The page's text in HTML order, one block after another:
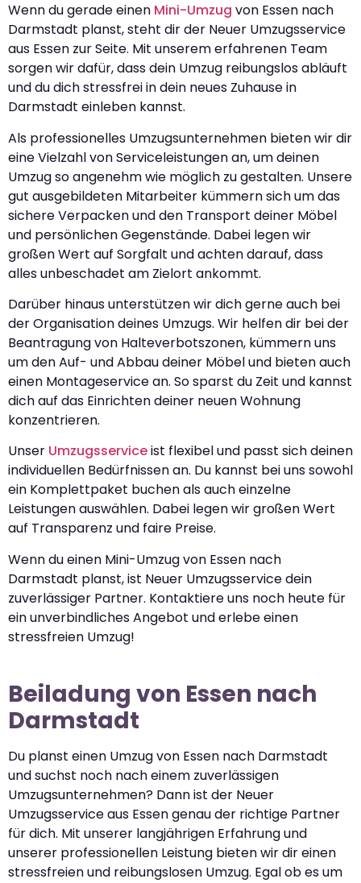
Wenn du gerade einen Mini-Umzug von Essen nach
Darmstadt planst, steht dir der Neuer Umzugsservice
aus Essen zur Seite. Mit unserem erfahrenen Team
sorgen wir dafür, dass dein Umzug reibungslos abläuft
und du dich stressfrei in dein neues Zuhause in
Darmstadt einleben kannst.
Als professionelles Umzugsunternehmen bieten wir dir
eine Vielzahl von Serviceleistungen an, um deinen
Umzug so angenehm wie möglich zu gestalten. Unsere
gut ausgebildeten Mitarbeiter kümmern sich um das
sichere Verpacken und den Transport deiner Möbel
und persönlichen Gegenstände. Dabei legen wir
großen Wert auf Sorgfalt und achten darauf, dass
alles unbeschadet am Zielort ankommt.
Darüber hinaus unterstützen wir dich gerne auch bei
der Organisation deines Umzugs. Wir helfen dir bei der
Beantragung von Halteverbotszonen, kümmern uns
um den Auf- und Abbau deiner Möbel und bieten auch
einen Montageservice an. So sparst du Zeit und kannst
dich auf das Einrichten deiner neuen Wohnung
konzentrieren.
Unser Umzugsserviceist flexibel und passt sich deinen
individuellen Bedürfnissen an. Du kannst bei uns sowohl
ein Komplettpaket buchen als auch einzelne
Leistungen auswählen. Dabei legen wir großen Wert
auf Transparenz und faire Preise.
Wenn du einen Mini-Umzug von Essen nach
Darmstadt planst, ist Neuer Umzugsservice dein
zuverlässiger Partner. Kontaktiere uns noch heute für
ein unverbindliches Angebot und erlebe einen
stressfreien Umzug!
Beiladung von Essen nach
Darmstadt
Du planst einen Umzug von Essen nach Darmstadt
und suchst noch nach einem zuverlässigen
Umzugsunternehmen? Dann ist der Neuer
Umzugsservice aus Essen genau der richtige Partner
für dich. Mit unserer langjährigen Erfahrung und
unserer professionellen Leistung bieten wir dir einen
stressfreien und reibungslosen Umzug. Egal ob es um